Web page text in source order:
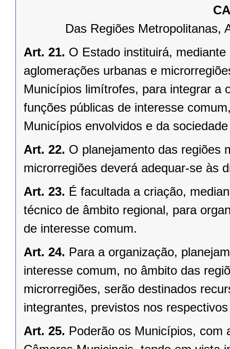
Das Regiões Metropolitanas,
Art. 21. O Estado instituirá,
aglomerações urbanas e
Municípios limítrofes, para integrar a
funções públicas de interesse
Municípios envolvidos e da
Art. 22. O planejamento das regiões
microrregiões deverá adequar-se às
Art. 23. É facultada a criação,
técnico de âmbito regional, para
de interesse comum.
Art. 24. Para a organização,
interesse comum, no âmbito das
microrregiões, serão destinados
integrantes, previstos nos
Art. 25. Poderão os Municípios, com